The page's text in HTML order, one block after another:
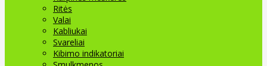
Ritės
Valai
Kabliukai
Svareliai
Kibimo indikatoriai